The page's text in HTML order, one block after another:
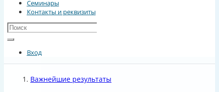
Семинары
Контакты и реквизиты
Вход
Важнейшие результаты